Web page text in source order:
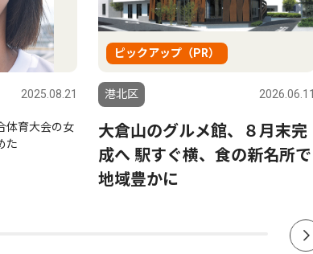
2025.08.21
体育大会の女
た
ピックアップ（PR）
港北区 2026.06.11
大倉山のグルメ館、８月末完
成へ 駅すぐ横、食の新名所で
地域豊かに